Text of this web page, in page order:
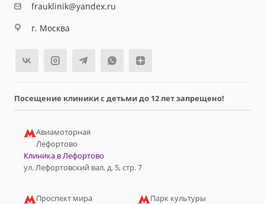
frauklinik@yandex.ru
г. Москва
Посещение клиники с детьми до 12 лет запрещено!
Авиамоторная
Лефортово
Клиника в Лефортово
ул. Лефортовский вал, д. 5, стр. 7
Проспект мира
Парк культуры